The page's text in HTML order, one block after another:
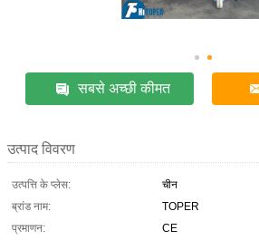
सबसे अच्छी कीमत
उत्पाद विवरण
उत्पत्ति के प्लेस:
चीन
ब्रांड नाम:
TOPER
प्रमाणन:
CE